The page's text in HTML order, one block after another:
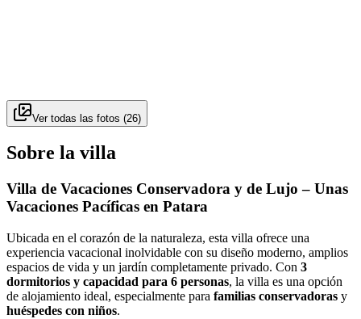
Ver todas las fotos (26)
Sobre la villa
Villa de Vacaciones Conservadora y de Lujo – Unas
Vacaciones Pacíficas en Patara
Ubicada en el corazón de la naturaleza, esta villa ofrece una
experiencia vacacional inolvidable con su diseño moderno, amplios
espacios de vida y un jardín completamente privado. Con 3
dormitorios y capacidad para 6 personas, la villa es una opción
de alojamiento ideal, especialmente para familias conservadoras y
huéspedes con niños.